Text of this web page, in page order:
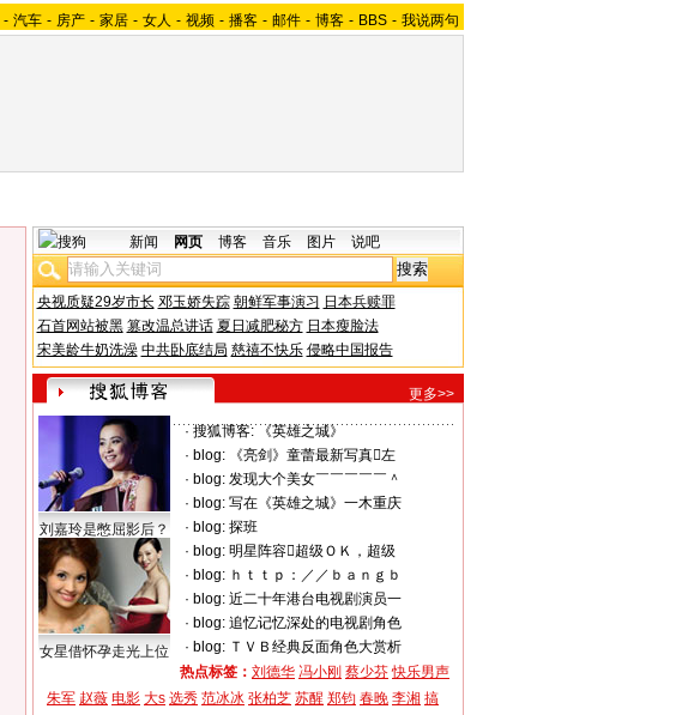
- 汽车 - 房产 - 家居 - 女人 - 视频 - 播客 - 邮件 - 博客 - BBS - 我说两句
新闻 网页 博客 音乐 图片 说吧
央视质疑29岁市长 邓玉娇失踪 朝鲜军事演习 日本兵赎罪
石首网站被黑 篡改温总讲话 夏日减肥秘方 日本瘦脸法
宋美龄牛奶洗澡 中共卧底结局 慈禧不快乐 侵略中国报告
更多>>
刘嘉玲是憋屈影后？
女星借怀孕走光上位
· 搜狐博客:
《英雄之城》
· blog:
《亮剑》童蕾最新写真左
· blog: 发现大个美女￣￣￣￣￣＾
· blog: 写在《英雄之城》一木重庆
· blog: 探班
· blog: 明星阵容超级ＯＫ，超级
· blog: ｈｔｔｐ：／／ｂａｎｇｂ
· blog: 近二十年港台电视剧演员一
· blog: 追忆记忆深处的电视剧角色
· blog: ＴＶＢ经典反面角色大赏析
热点标签： 刘德华 冯小刚 蔡少芬 快乐男声
朱军 赵薇 电影 大s 选秀 范冰冰 张柏芝 苏醒 郑钧 春晚 李湘 搞